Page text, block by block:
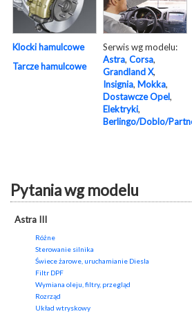
Klocki hamulcowe
Tarcze hamulcowe
Serwis wg modelu:
Astra, Corsa,
Grandland X,
Insignia, Mokka,
Dostawcze Opel,
Elektryki,
Berlingo/Doblo/
Pytania wg modelu
Astra III
Różne
Sterowanie silnika
Świece żarowe, uruchamianie Diesla
Filtr DPF
Wymiana oleju, filtry, przegląd
Rozrząd
Układ wtryskowy